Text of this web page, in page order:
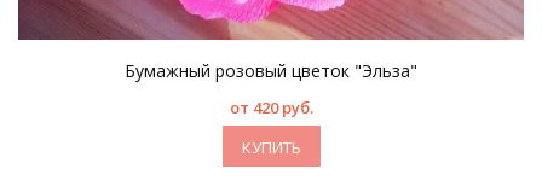
Бумажный розовый цветок "Эльза"
от 420 руб.
КУПИТЬ